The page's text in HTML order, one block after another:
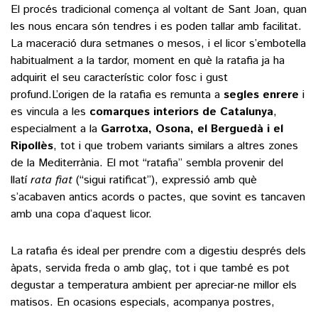
El procés tradicional comença al voltant de Sant Joan, quan
les nous encara són tendres i es poden tallar amb facilitat.
La maceració dura setmanes o mesos, i el licor s’embotella
habitualment a la tardor, moment en què la ratafia ja ha
adquirit el seu característic color fosc i gust
profund.L’origen de la ratafia es remunta a segles enrere i
es vincula a les comarques interiors de Catalunya,
especialment a la Garrotxa, Osona, el Berguedà i el
Ripollès, tot i que trobem variants similars a altres zones
de la Mediterrània. El mot “ratafia” sembla provenir del
llatírata fiat (“sigui ratificat”), expressió amb què
s’acabaven antics acords o pactes, que sovint es tancaven
amb una copa d’aquest licor.
La ratafia és ideal per prendre com a digestiu després dels
àpats, servida freda o amb glaç, tot i que també es pot
degustar a temperatura ambient per apreciar-ne millor els
matisos. En ocasions especials, acompanya postres,